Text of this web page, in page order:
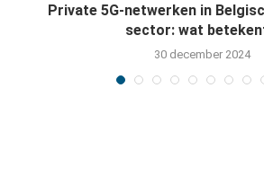
Private 5G-netwerken in
sector: wat
30 december 2024